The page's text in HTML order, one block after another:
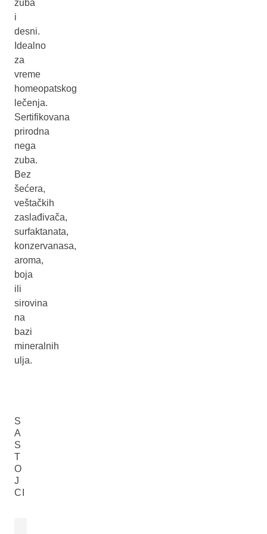
zuba
i
desni.
Idealno
za
vreme
homeopatskog
lečenja.
Sertifikovana
prirodna
nega
zuba.
Bez
šećera,
veštačkih
zaslađivača,
surfaktanata,
konzervanasa,
aroma,
boja
ili
sirovina
na
bazi
mineralnih
ulja.
S
A
S
T
O
J
CI